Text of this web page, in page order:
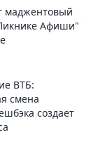
маджентовый
Афиши"
ВТБ:
смена
создает